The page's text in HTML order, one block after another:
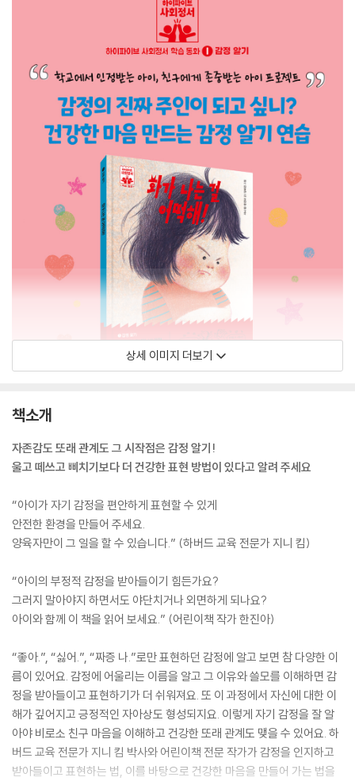
상세 이미지 더보기
책소개
자존감도 또래 관계도 그 시작점은 감정 알기!
울고 떼쓰고 삐치기보다 더 건강한 표현 방법이 있다고 알려 주세요
“아이가 자기 감정을 편안하게 표현할 수 있게
안전한 환경을 만들어 주세요.
양육자만이 그 일을 할 수 있습니다.” (하버드 교육 전문가 지니 킴)
“아이의 부정적 감정을 받아들이기 힘든가요?
그러지 말아야지 하면서도 야단치거나 외면하게 되나요?
아이와 함께 이 책을 읽어 보세요.” (어린이책 작가 한진아)
“좋아.”, “싫어.”, “짜증 나.”로만 표현하던 감정에 알고 보면 참 다양한 이
름이 있어요. 감정에 어울리는 이름을 알고 그 이유와 쓸모를 이해하면 감
정을 받아들이고 표현하기가 더 쉬워져요. 또 이 과정에서 자신에 대한 이
해가 깊어지고 긍정적인 자아상도 형성되지요. 이렇게 자기 감정을 잘 알
아야 비로소 친구 마음을 이해하고 건강한 또래 관계도 맺을 수 있어요. 하
버드 교육 전문가 지니 킴 박사와 어린이책 전문 작가가 감정을 인지하고
받아들이고 표현하는 법, 이를 바탕으로 건강한 마음을 만들어 가는 법을